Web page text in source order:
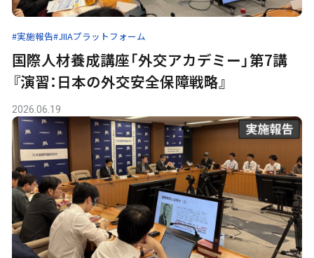
#実施報告#JIIAプラットフォーム
国際人材養成講座「外交アカデミー」第7講
『演習：日本の外交安全保障戦略』
2026.06.19